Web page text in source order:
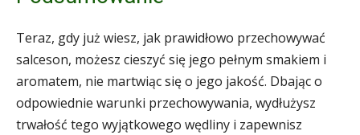
Teraz, gdy już wiesz, jak prawidłowo przechowywać
salceson, możesz cieszyć się jego pełnym smakiem i
aromatem, nie martwiąc się o jego jakość. Dbając o
odpowiednie warunki przechowywania, wydłużysz
trwałość tego wyjątkowego wędliny i zapewnisz